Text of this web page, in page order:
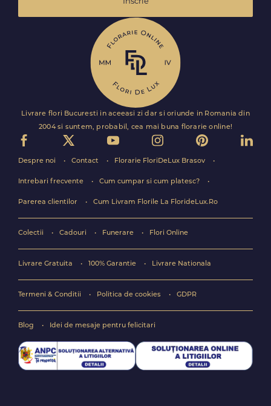
Livrare flori Bucuresti in aceeasi zi dar si oriunde in Romania din
2004 si suntem, probabil, cea mai buna florarie online!
Despre noi Contact Florarie FloriDeLux Brasov
Intrebari frecvente Cum cumpar si cum platesc?
Parerea clientilor Cum Livram Florile La FlorideLux.Ro
Colectii Cadouri Funerare Flori Online
Livrare Gratuita 100% Garantie Livrare Nationala
Termeni & Conditii Politica de cookies GDPR
Blog Idei de mesaje pentru felicitari